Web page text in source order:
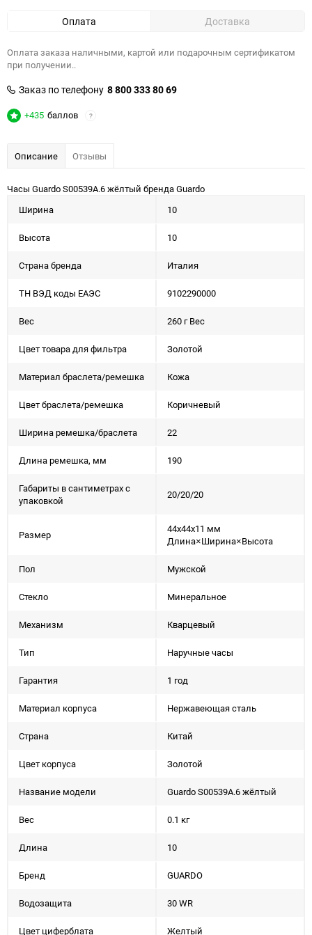
Оплата Доставка
Оплата заказа наличными, картой или подарочным сертификатом
при получении..
Заказ по телефону 8 800 333 80 69
+435 баллов ?
Описание Отзывы
Часы Guardo S00539A.6 жёлтый бренда Guardo
Ширина
10
Высота 10
Страна бренда Италия
ТН ВЭД коды ЕАЭС 9102290000
Вес 260 г Вес
Цвет товара для фильтра Золотой
Материал браслета/ремешка Кожа
Цвет браслета/ремешка Коричневый
Ширина ремешка/браслета 22
Длина ремешка, мм 190
Габариты в сантиметрах с
упаковкой
20/20/20
Размер
44x44x11 мм
Длина×Ширина×Высота
Пол Мужской
Стекло Минеральное
Механизм Кварцевый
Тип Наручные часы
Гарантия 1 год
Материал корпуса Нержавеющая сталь
Страна Китай
Цвет корпуса Золотой
Название модели Guardo S00539A.6 жёлтый
Вес 0.1 кг
Длина 10
Бренд GUARDO
Водозащита 30 WR
Цвет циферблата Желтый